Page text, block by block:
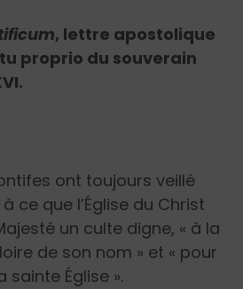
, lettre apostolique
proprio du souverain
ont toujours veillé
ce que l’Église du Christ
un culte digne, « à la
de son nom » et « pour
sainte Église ».